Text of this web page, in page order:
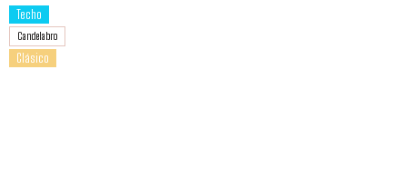
Techo
Candelabro
Clásico